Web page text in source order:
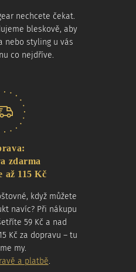
nechcete čekat.
bleskově, aby
nebo styling u vás
co nejdříve.
zdarma
až 115 Kč
když můžete
navíc? Při nákupu
59 Kč a nad
Kč za dopravu – tu
my.
a platbě.